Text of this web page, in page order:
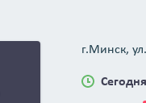
г.Минск,